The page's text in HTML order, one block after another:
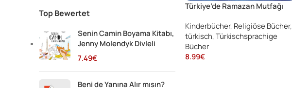
Top Bewertet
Senin Camin Boyama Kitabı,
Jenny Molendyk Divleli
7.49€
Beni de Yanına Alır mısın?
Türkiye’de Ramazan Mutfağı
Kinderbücher, Religiöse Bücher,
türkisch,Türkischsprachige
Bücher
8.99€